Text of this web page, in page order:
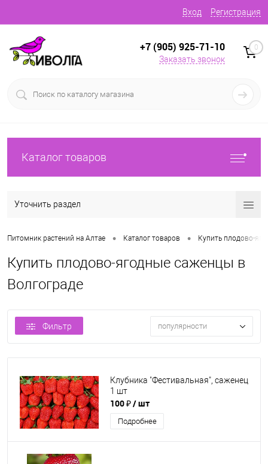
Вход Регистрация
+7 (905) 925-71-10
Заказать звонок
0
Каталог товаров
Уточнить раздел
Питомник растений на Алтае • Каталог товаров • Купить плодово-
Купить плодово-ягодные саженцы в
Волгограде
Фильтр популярности
Клубника "Фестивальная", саженец
1 шт
100 ₽/ шт
Подробнее